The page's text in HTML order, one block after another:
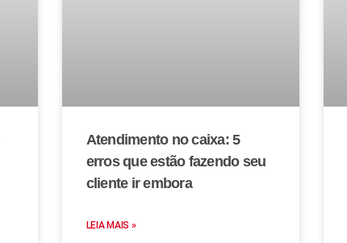
Atendimento no caixa: 5
erros que estão fazendo seu
cliente ir embora
LEIA MAIS »